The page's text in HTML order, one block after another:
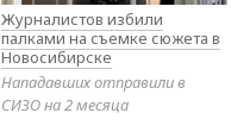
Журналистов избили
палками на съемке сюжета в
Новосибирске
Нападавших отправили в
СИЗО на 2 месяца